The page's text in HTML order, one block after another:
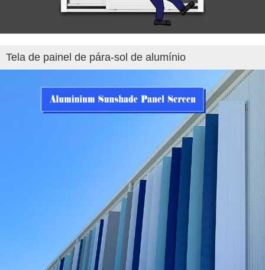
Tela de painel de pára-sol de alumínio